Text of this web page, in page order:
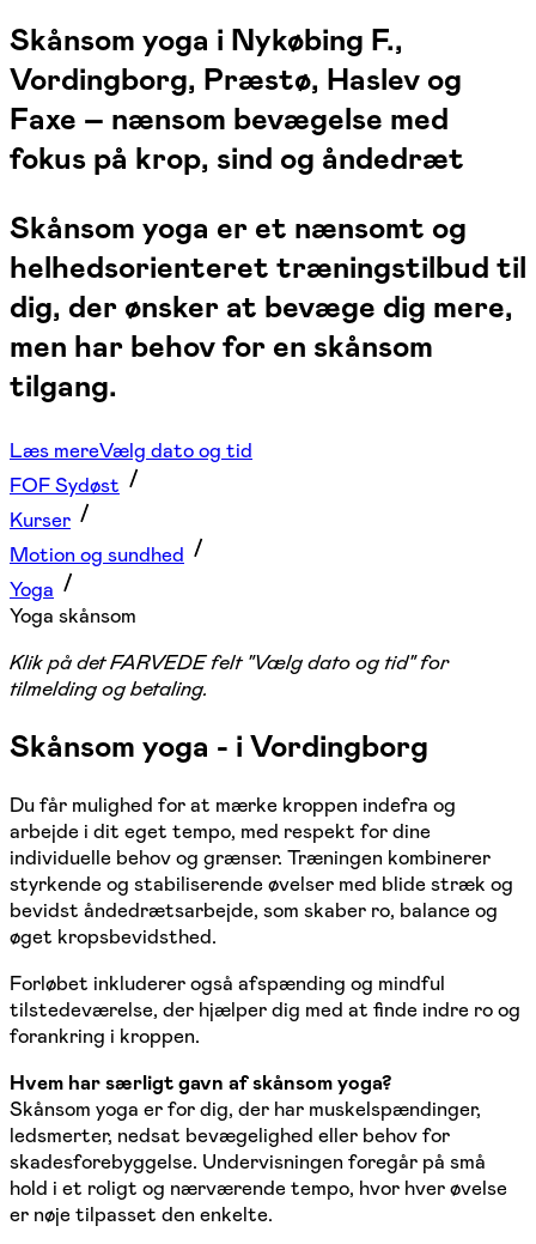
Skånsom yoga i Nykøbing F.,
Vordingborg, Præstø, Haslev og
Faxe – nænsom bevægelse med
fokus på krop, sind og åndedræt
Skånsom yoga er et nænsomt og
helhedsorienteret træningstilbud til
dig, der ønsker at bevæge dig mere,
men har behov for en skånsom
tilgang.
Læs mereVælg dato og tid
FOF Sydøst
Kurser
Motion og sundhed
Yoga
Yoga skånsom
Klik på det FARVEDE felt "Vælg dato og tid" for
tilmelding og betaling.
Skånsom yoga - i Vordingborg
Du får mulighed for at mærke kroppen indefra og
arbejde i dit eget tempo, med respekt for dine
individuelle behov og grænser. Træningen kombinerer
styrkende og stabiliserende øvelser med blide stræk og
bevidst åndedrætsarbejde, som skaber ro, balance og
øget kropsbevidsthed.
Forløbet inkluderer også afspænding og mindful
tilstedeværelse, der hjælper dig med at finde indre ro og
forankring i kroppen.
Hvem har særligt gavn af skånsom yoga?
Skånsom yoga er for dig, der har muskelspændinger,
ledsmerter, nedsat bevægelighed eller behov for
skadesforebyggelse. Undervisningen foregår på små
hold i et roligt og nærværende tempo, hvor hver øvelse
er nøje tilpasset den enkelte.